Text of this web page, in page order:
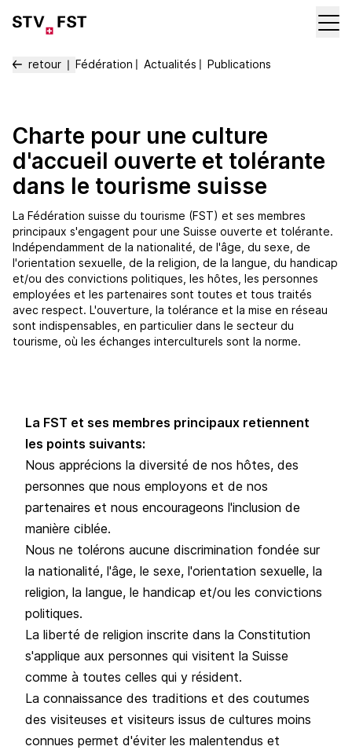
retour 〡 Fédération〡 Actualités〡 Publications
Charte pour une culture
d'accueil ouverte et tolérante
dans le tourisme suisse
La Fédération suisse du tourisme (FST) et ses membres
principaux s'engagent pour une Suisse ouverte et tolérante.
Indépendamment de la nationalité, de l'âge, du sexe, de
l'orientation sexuelle, de la religion, de la langue, du handicap
et/ou des convictions politiques, les hôtes, les personnes
employées et les partenaires sont toutes et tous traités
avec respect. L'ouverture, la tolérance et la mise en réseau
sont indispensables, en particulier dans le secteur du
tourisme, où les échanges interculturels sont la norme.
La FST et ses membres principaux retiennent
les points suivants:
Nous apprécions la diversité de nos hôtes, des
personnes que nous employons et de nos
partenaires et nous encourageons l'inclusion de
manière ciblée.
Nous ne tolérons aucune discrimination fondée sur
la nationalité, l'âge, le sexe, l'orientation sexuelle, la
religion, la langue, le handicap et/ou les convictions
politiques.
La liberté de religion inscrite dans la Constitution
s'applique aux personnes qui visitent la Suisse
comme à toutes celles qui y résident.
La connaissance des traditions et des coutumes
des visiteuses et visiteurs issus de cultures moins
connues permet d'éviter les malentendus et